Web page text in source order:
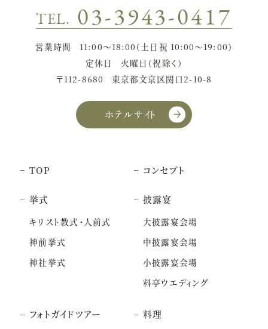
TEL. 03-3943-0417
営業時間
11:00〜18:00（土日祝 10:00〜19:00）
定休日
火曜日（祝除く）
〒112-8680
東京都文京区関口2-10-8
ホテルサイト
TOP コンセプト
挙式
キリスト教式・人前式
神前挙式
神社挙式
披露宴
大披露宴会場
中披露宴会場
小披露宴会場
料亭ウエディング
フォトガイドツアー 料理